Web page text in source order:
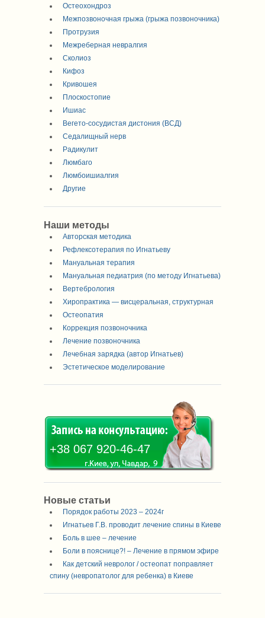
Остеохондроз
Межпозвоночная грыжа (грыжа позвоночника)
Протрузия
Межреберная невралгия
Сколиоз
Кифоз
Кривошея
Плоскостопие
Ишиас
Вегето-сосудистая дистония (ВСД)
Седалищный нерв
Радикулит
Люмбаго
Люмбоишиалгия
Другие
Наши методы
Авторская методика
Рефлексотерапия по Игнатьеву
Мануальная терапия
Мануальная педиатрия (по методу Игнатьева)
Вертебрология
Хиропрактика — висцеральная, структурная
Остеопатия
Коррекция позвоночника
Лечение позвоночника
Лечебная зарядка (автор Игнатьев)
Эстетическое моделирование
+38 067 920-46-47
Новые статьи
Порядок работы 2023 – 2024г
Игнатьев Г.В. проводит лечение спины в Киеве
Боль в шее – лечение
Боли в пояснице?! – Лечение в прямом эфире
Как детский невролог / остеопат поправляет
спину (невропатолог для ребенка) в Киеве